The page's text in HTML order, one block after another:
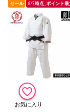
セール 8/7時点_ポイント最